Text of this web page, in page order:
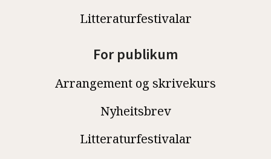
Litteraturfestivalar
For publikum
Arrangement og skrivekurs
Nyheitsbrev
Litteraturfestivalar